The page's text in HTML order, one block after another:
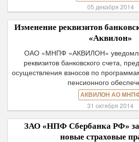
05 декабря 2014
Изменение реквизитов
«Аквилон»
ОАО «МНПФ «АКВИЛОН»
реквизитов банковского счета,
осуществления взносов по
пенсионного
АКВИЛОН АО
31 октября 2014
ЗАО «НПФ Сбербанка РФ»
новые страховые